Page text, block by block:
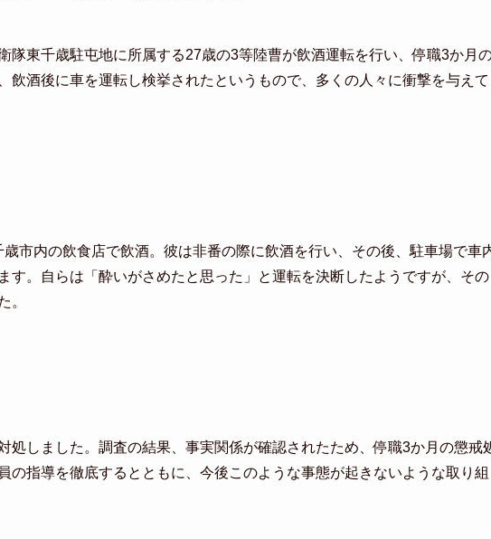
隊東千歳駐屯地に所属する27歳の3等陸曹が飲酒運転を行い、停職3か月
飲酒後に車を運転し検挙されたというもので、多くの人々に衝撃を与えて
市内の飲食店で飲酒。彼は非番の際に飲酒を行い、その後、駐車場で車
す。自らは「酔いがさめたと思った」と運転を決断したようですが、その
。
処しました。調査の結果、事実関係が確認されたため、停職3か月の懲戒
の指導を徹底するとともに、今後このような事態が起きないような取り組